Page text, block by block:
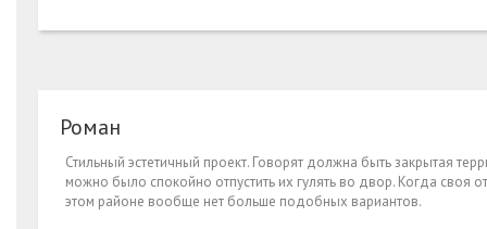
Роман
Стильный эстетичный проект. Говорят должна быть закрытая
можно было спокойно отпустить их гулять во двор. Когда своя
этом районе вообще нет больше подобных вариантов.